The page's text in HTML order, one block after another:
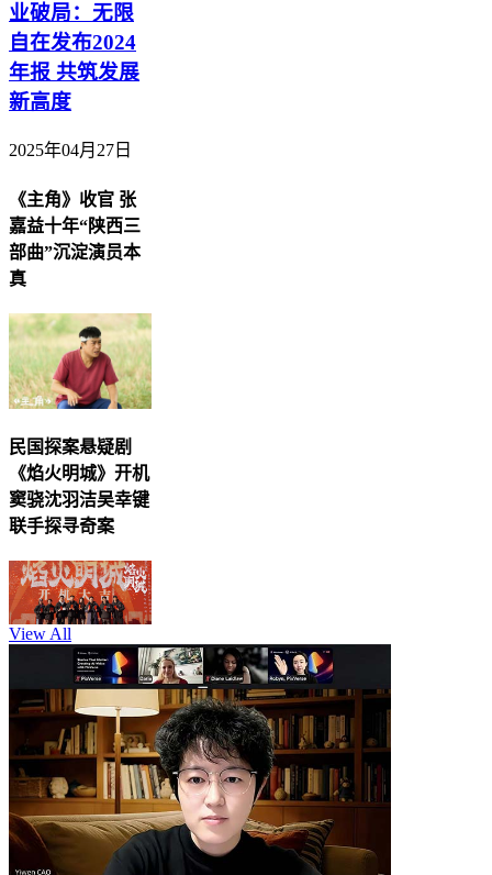
业破局：无限
自在发布2024
年报 共筑发展
新高度
2025年04月27日
《主角》收官 张
嘉益十年“陕西三
部曲”沉淀演员本
真
民国探案悬疑剧
《焰火明城》开机
窦骁沈羽洁吴幸键
联手探寻奇案
View All